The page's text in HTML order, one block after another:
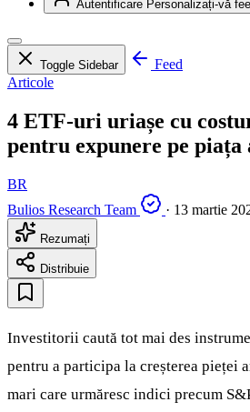
Autentificare Personalizați-vă
Toggle Sidebar
Feed
Articole
4 ETF-uri uriașe cu
pentru expunere pe piața
BR
Bulios Research Team
· 13 martie
Rezumați
Distribuie
Investitorii caută tot mai des
pentru a participa la creșterea pieței
mari care urmăresc indici precum